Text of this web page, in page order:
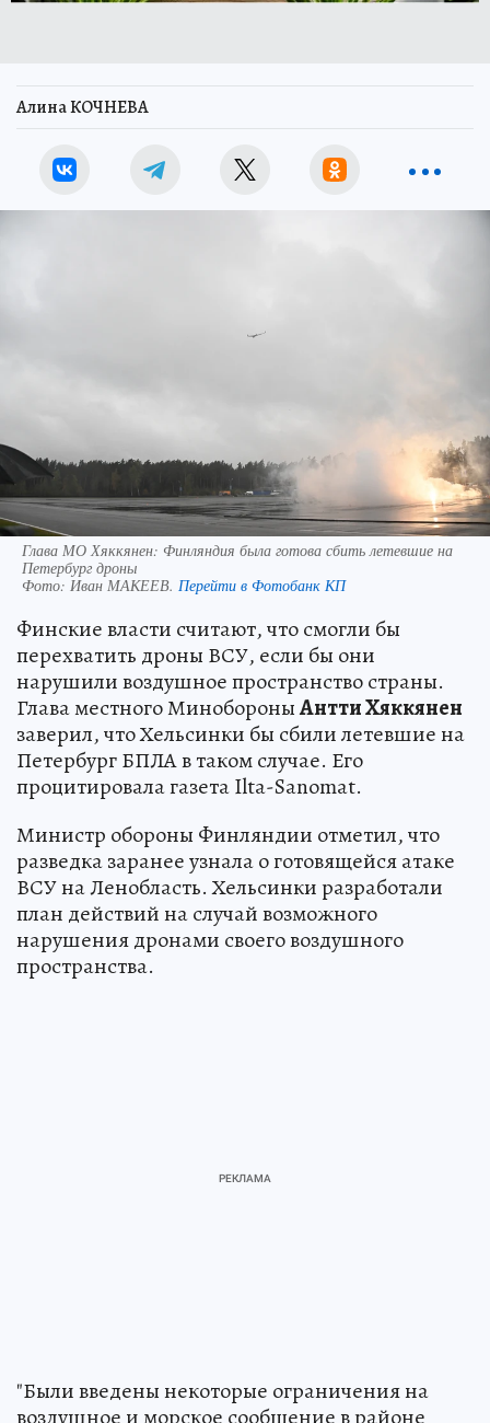
Алина КОЧНЕВА
Глава МО Хяккянен: Финляндия была готова сбить летевшие на
Петербург дроны
Фото: Иван МАКЕЕВ. Перейти в Фотобанк КП
Финские власти считают, что смогли бы
перехватить дроны ВСУ, если бы они
нарушили воздушное пространство страны.
Глава местного МинобороныАнтти Хяккянен
заверил, что Хельсинки бы сбили летевшие на
Петербург БПЛА в таком случае. Его
процитировала газета Ilta-Sanomat.
Министр обороны Финляндии отметил, что
разведка заранее узнала о готовящейся атаке
ВСУ на Ленобласть. Хельсинки разработали
план действий на случай возможного
нарушения дронами своего воздушного
пространства.
"Были введены некоторые ограничения на